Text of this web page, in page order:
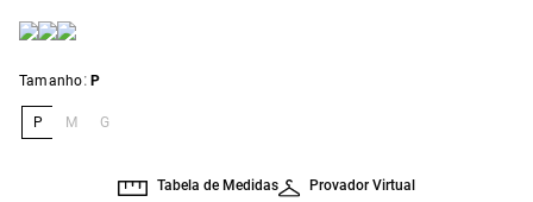
Tamanho: P
P M G
Provador Virtual
Tabela de Medidas